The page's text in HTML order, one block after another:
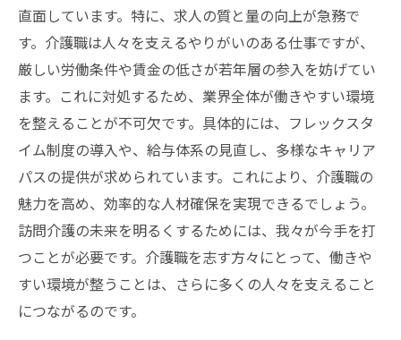
直面しています。特に、求人の質と量の向上が急務で
す。介護職は人々を支えるやりがいのある仕事ですが、
厳しい労働条件や賃金の低さが若年層の参入を妨げてい
ます。これに対処するため、業界全体が働きやすい環境
を整えることが不可欠です。具体的には、フレックスタ
イム制度の導入や、給与体系の見直し、多様なキャリア
パスの提供が求められています。これにより、介護職の
魅力を高め、効率的な人材確保を実現できるでしょう。
訪問介護の未来を明るくするためには、我々が今手を打
つことが必要です。介護職を志す方々にとって、働きや
すい環境が整うことは、さらに多くの人々を支えること
につながるのです。